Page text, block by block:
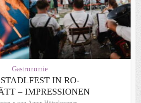
Gastronomie
IN RO-
– IMPRESSIONEN